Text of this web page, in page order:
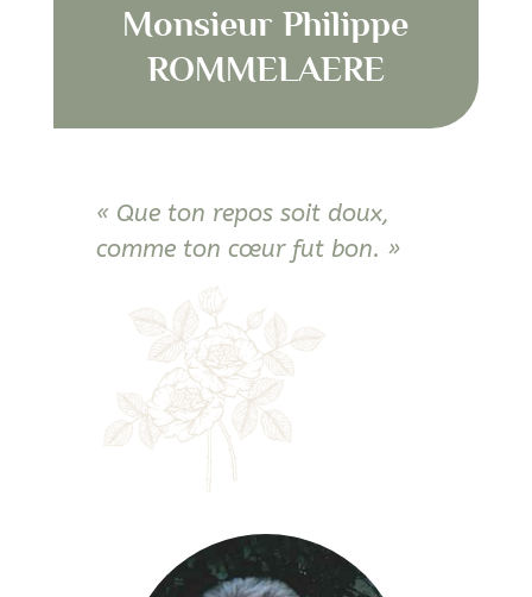
Monsieur Philippe
ROMMELAERE
« Que ton repos soit doux,
comme ton cœur fut bon. »